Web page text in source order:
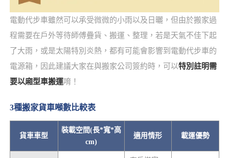
電動代步車雖然可以承受微微的小雨以及日曬，但由於搬家過
程需要在戶外等待師傅疊貨、搬運、整理，若是天氣不佳下起
了大雨，或是太陽特別炎熱，都有可能會影響到電動代步車的
電源箱，因此建議大家在與搬家公司簽約時，可以特別註明需
要以廂型車搬運唷！
3種搬家貨車噸數比較表
貨車車型
裝載空間(長*寬*高
cm)
適用情形 載運優勢